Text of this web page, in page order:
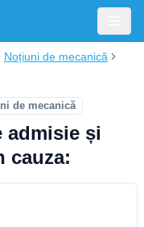
Noțiuni de mecanică
de mecanică
admisie și
cauza: